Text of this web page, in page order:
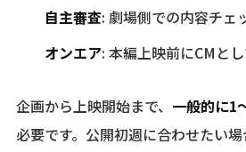
自主審査: 劇場側での内容チェ
オンエア: 本編上映前にCMと
企画から上映開始まで、 一般的に1
必要です。公開初週に合わせたい